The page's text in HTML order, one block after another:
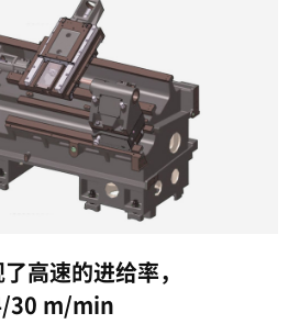
高速的进给率，
30 m/min